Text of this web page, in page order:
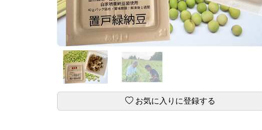
お気に入りに登録する